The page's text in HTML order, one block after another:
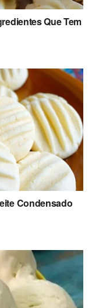
Que Tem
Condensado